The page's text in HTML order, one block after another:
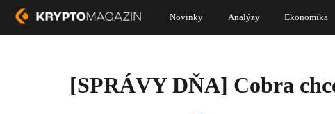
Novinky Analýzy Ekonomika
[SPRÁVY DŇA] Cobra